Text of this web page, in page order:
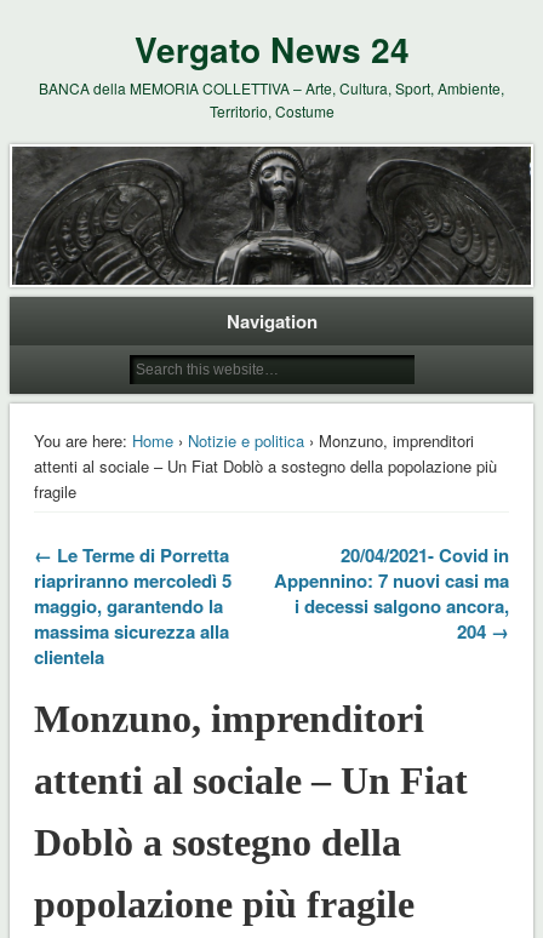
Vergato News 24
BANCA della MEMORIA COLLETTIVA – Arte, Cultura, Sport, Ambiente,
Territorio, Costume
Navigation
You are here: Home› Notizie e politica› Monzuno, imprenditori
attenti al sociale – Un Fiat Doblò a sostegno della popolazione più
fragile
← Le Terme di Porretta
riapriranno mercoledì 5
maggio, garantendo la
massima sicurezza alla
clientela
20/04/2021- Covid in
Appennino: 7 nuovi casi ma
i decessi salgono ancora,
204 →
Monzuno, imprenditori
attenti al sociale – Un Fiat
Doblò a sostegno della
popolazione più fragile